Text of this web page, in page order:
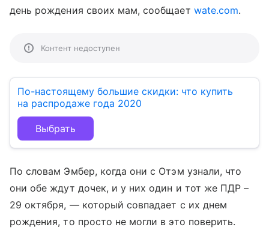
день рождения своих мам, сообщает wate.com.
Контент недоступен
По-настоящему большие скидки: что купить
на распродаже года 2020
Выбрать
По словам Эмбер, когда они с Отэм узнали, что
они обе ждут дочек, и у них один и тот же ПДР –
29 октября, — который совпадает с их днем
рождения, то просто не могли в это поверить.